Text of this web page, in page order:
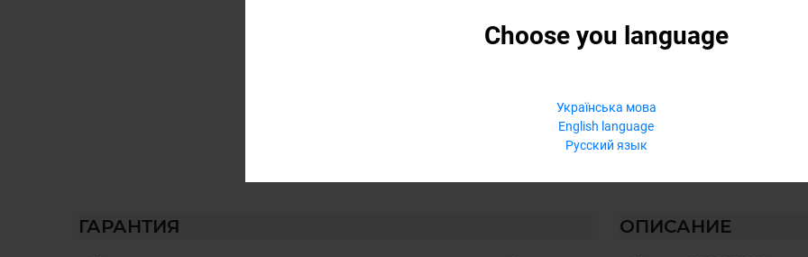
Choose you language
Українська мова
English language
Русский язык
ГАРАНТИЯ ОПИСАНИЕ